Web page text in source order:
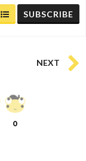
SUBSCRIBE
NEXT
0